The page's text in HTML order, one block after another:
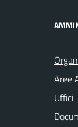
Aree
Uffici